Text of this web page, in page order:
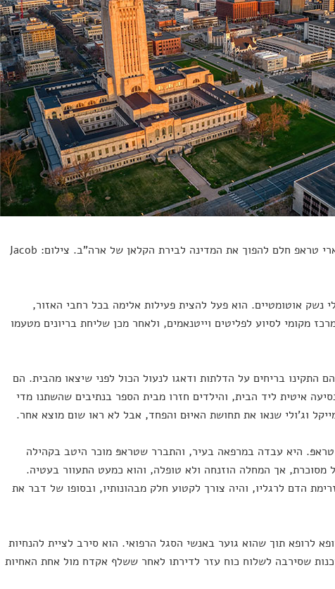
מבט אווירי על לינקולן, נברסקה. לארי טראפ חלם להפוך את המדינה לבירת הקלאן של ארה"ב. צילום: Jacob
נשק אוטומטיים. הוא פעל להצית פעילות אלימה בכל רחבי האזור,
מקומי לסיוע לפליטים וייטנאמים, ולאחר מכן שליחת בריונים מטעמו
התקינו בריחים על הדלתות ודאגו לנעול הכול לפני שיצאו מהבית. הם
איטית ליד הבית, והילדים חזרו מבית הספר בנתיבים שהשתנו מדי
וג'ולי שנאו את תחושת האיוּם והפחד, אבל לא ראו שום מוצא אחר.
טראפּ. היא עבדה במרפאה בעיר, והתברר שטראפּ מוכר היטב בקהילה
מסוכרת, אך המחלה הוזנחה ולא טופלה, והוא כמעט התעוור בעטיה.
הדם לרגליו, והיה צורך לקטוע חלק מבהונותיו, ובסופו של דבר את
לרופא תוך שהוא גוער באנשי הסגל הרפואי. הוא סירב לציית להנחיות
שסירבה לשלוח כוח עזר לדירתו לאחר ששלף אקדח מול אחת האחיות